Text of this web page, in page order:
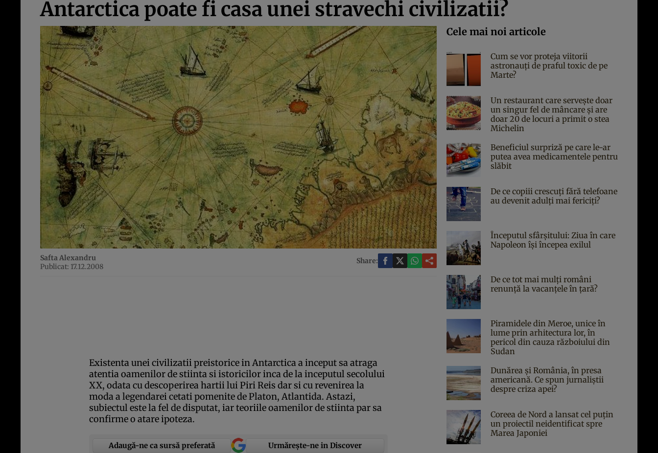
Antarctica poate fi casa unei stravechi civilizatii?
Safta Alexandru
Publicat: 17.12.2008
Share:
Existenta unei civilizatii preistorice in Antarctica a inceput sa atraga
atentia oamenilor de stiinta si istoricilor inca de la inceputul secolului
XX, odata cu descoperirea hartii lui Piri Reis dar si cu revenirea la
moda a legendarei cetati pomenite de Platon, Atlantida. Astazi,
subiectul este la fel de disputat, iar teoriile oamenilor de stiinta par sa
confirme o atare ipoteza.
Adaugă-ne ca sursă preferată Urmărește-ne in Discover
Cele mai noi articole
Cum se vor proteja viitorii
astronauți de praful toxic de pe
Marte?
Un restaurant care servește doar
un singur fel de mâncare și are
doar 20 de locuri a primit o stea
Michelin
Beneficiul surpriză pe care le-ar
putea avea medicamentele pentru
slăbit
De ce copiii crescuți fără telefoane
au devenit adulți mai fericiți?
Începutul sfârşitului: Ziua în care
Napoleon îşi începea exilul
De ce tot mai mulți români
renunță la vacanțele în țară?
Piramidele din Meroe, unice în
lume prin arhitectura lor, în
pericol din cauza războiului din
Sudan
Dunărea și România, în presa
americană. Ce spun jurnaliștii
despre criza apei?
Coreea de Nord a lansat cel puțin
un proiectil neidentificat spre
Marea Japoniei